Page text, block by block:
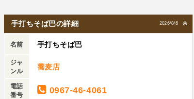
2026/8/6
手打ちそば巴の詳細
名前 手打ちそば巴
ジャ
ンル
蕎麦店
電話
番号
0967-46-4061